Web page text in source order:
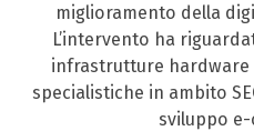
miglioramento della
L’intervento ha
infrastrutture hardware
specialistiche in ambito
sviluppo